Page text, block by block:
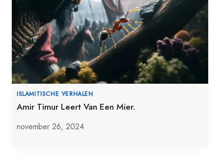
ISLAMITISCHE VERHALEN
Amir Timur Leert Van Een Mier.
november 26, 2024